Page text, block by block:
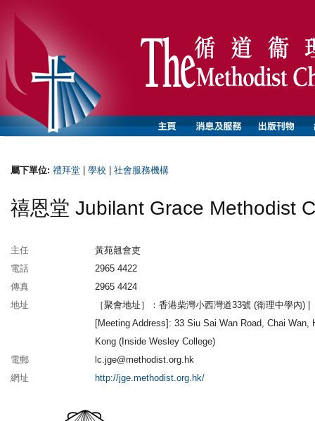
屬下單位: 禮拜堂 學校 社會服務機構
禧恩堂 Jubilant Grace Methodist
主任
黃苑翹會吏
電話
2965 4422
傳真
2965 4424
地址
［聚會地址］：香港柴灣小西灣道33號 (衛理中學內) |
[Meeting Address]: 33 Siu Sai Wan Road, Chai Wan,
Kong (Inside Wesley College)
電郵
lc.jge@methodist.org.hk
網址
http://jge.methodist.org.hk/